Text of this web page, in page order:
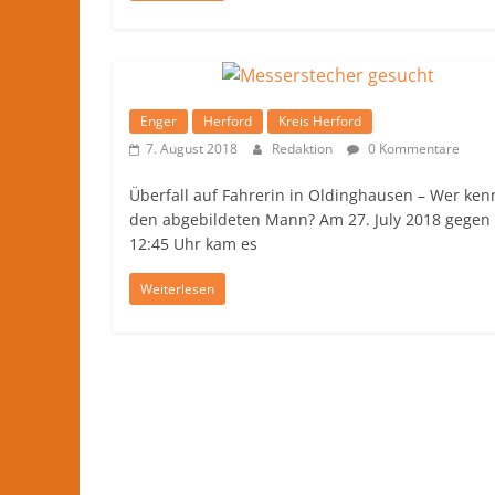
Enger Herford
Kreis Herford
7. August 2018
Redaktion 0 Kommentare
Überfall auf Fahrerin in Oldinghausen – Wer
den abgebildeten Mann? Am 27. July 2018 gegen
12:45 Uhr kam es
Weiterlesen